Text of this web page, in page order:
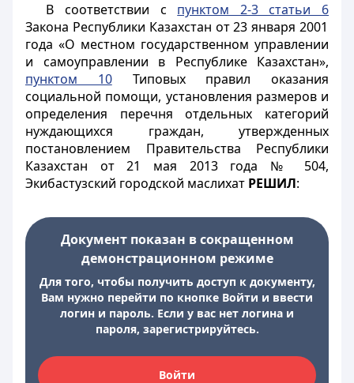
В соответствии с пунктом 2-3 статьи 6
Закона Республики Казахстан от 23 января 2001
года «О местном государственном управлении
и самоуправлении в Республике Казахстан»,
пунктом 10Типовых правил оказания
социальной помощи, установления размеров и
определения перечня отдельных категорий
нуждающихся граждан, утвержденных
постановлением Правительства Республики
Казахстан от 21 мая 2013 года № 504,
Экибастузский городской маслихат РЕШИЛ:
Документ показан в сокращенном
демонстрационном режиме
Для того, чтобы получить доступ к документу,
Вам нужно перейти по кнопке Войти и ввести
логин и пароль. Если у вас нет логина и
пароля, зарегистрируйтесь.
Войти